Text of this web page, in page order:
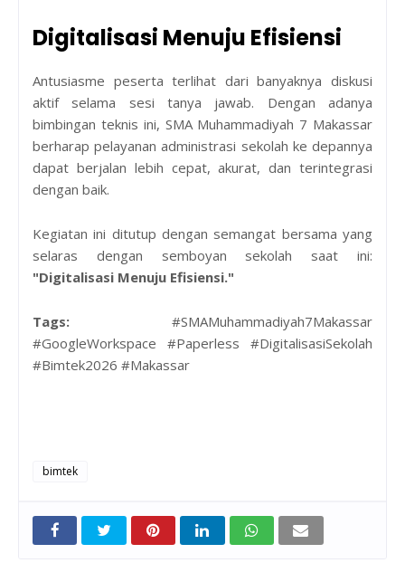
Digitalisasi Menuju Efisiensi
Antusiasme peserta terlihat dari banyaknya diskusi
aktif selama sesi tanya jawab. Dengan adanya
bimbingan teknis ini, SMA Muhammadiyah 7 Makassar
berharap pelayanan administrasi sekolah ke depannya
dapat berjalan lebih cepat, akurat, dan terintegrasi
dengan baik.
Kegiatan ini ditutup dengan semangat bersama yang
selaras dengan semboyan sekolah saat ini:
"Digitalisasi Menuju Efisiensi."
Tags: #SMAMuhammadiyah7Makassar
#GoogleWorkspace #Paperless #DigitalisasiSekolah
#Bimtek2026 #Makassar
bimtek